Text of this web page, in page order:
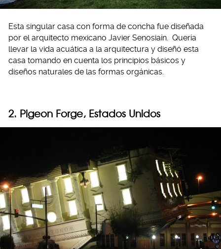
Esta singular casa con forma de concha fue diseñada
por el arquitecto mexicano Javier Senosiaín. Quería
llevar la vida acuática a la arquitectura y diseñó esta
casa tomando en cuenta los principios básicos y
diseños naturales de las formas orgánicas.
2. Pigeon Forge, Estados Unidos